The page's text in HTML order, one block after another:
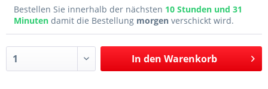
Bestellen Sie innerhalb der nächsten 10 Stunden und 31
Minuten damit die Bestellung morgen verschickt wird.
In den Warenkorb